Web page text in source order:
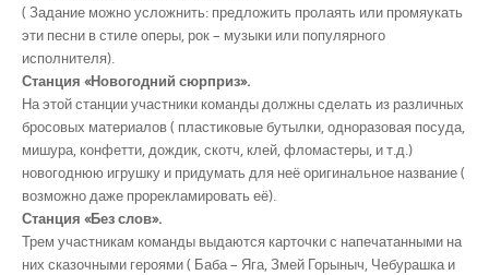
( Задание можно усложнить: предложить пролаять или промяукать
эти песни в стиле оперы, рок – музыки или популярного
исполнителя).
Станция «Новогодний сюрприз».
На этой станции участники команды должны сделать из различных
бросовых материалов ( пластиковые бутылки, одноразовая посуда,
мишура, конфетти, дождик, скотч, клей, фломастеры, и т.д.)
новогоднюю игрушку и придумать для неё оригинальное название (
возможно даже прорекламировать её).
Станция «Без слов».
Трем участникам команды выдаются карточки с напечатанными на
них сказочными героями ( Баба – Яга, Змей Горыныч, Чебурашка и